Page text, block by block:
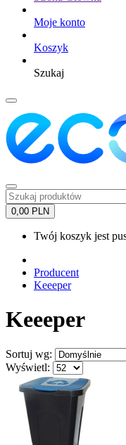
Moje konto
Koszyk
Szukaj
0,00 PLN
Twój koszyk jest
Producent
Keeeper
Keeeper
Sortuj wg:
Wyświetl: